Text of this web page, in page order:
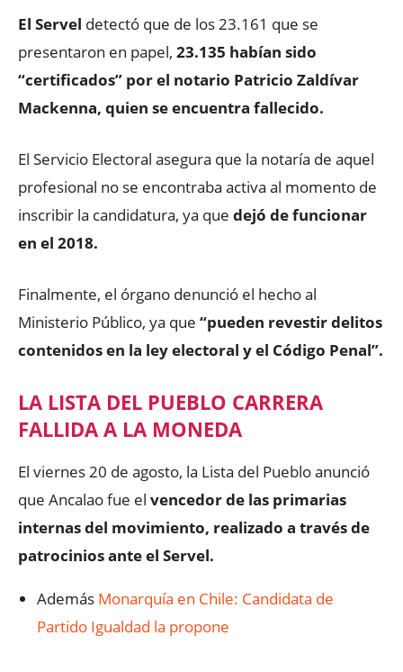
El Servel detectó que de los 23.161 que se
presentaron en papel, 23.135 habían sido
“certificados” por el notario Patricio Zaldívar
Mackenna, quien se encuentra fallecido.
El Servicio Electoral asegura que la notaría de aquel
profesional no se encontraba activa al momento de
inscribir la candidatura, ya que dejó de funcionar
en el 2018.
Finalmente, el órgano denunció el hecho al
Ministerio Público, ya que “pueden revestir delitos
contenidos en la ley electoral y el Código Penal”.
LA LISTA DEL PUEBLO CARRERA
FALLIDA A LA MONEDA
El viernes 20 de agosto, la Lista del Pueblo anunció
que Ancalao fue el vencedor de las primarias
internas del movimiento, realizado a través de
patrocinios ante el Servel.
Además Monarquía en Chile: Candidata de
Partido Igualdad la propone